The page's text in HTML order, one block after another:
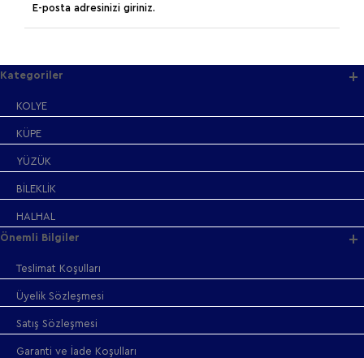
Kategoriler
KOLYE
KÜPE
YÜZÜK
BİLEKLİK
HALHAL
Önemli Bilgiler
Teslimat Koşulları
Üyelik Sözleşmesi
Satış Sözleşmesi
Garanti ve İade Koşulları